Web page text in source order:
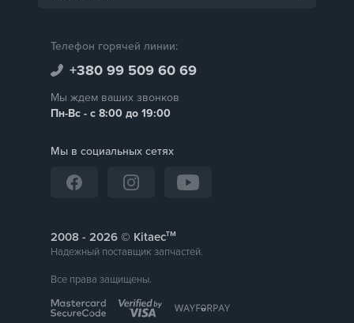
Телефон горячей линии:
+380 99 509 60 69
Мы ждем ваших звонков
Пн-Вс - с 8:00 до 19:00
Мы в социальных сетях
2008 - © Kitaecтм
Надежный поставщик запчастей.
Все права защищены.